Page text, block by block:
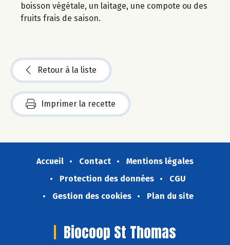
boisson végétale, un laitage, une compote ou des
fruits frais de saison.
Retour à la liste
Imprimer la recette
Accueil Contact
Mentions légales
Protection des données
CGU
Gestion des cookies
Plan du site
Biocoop St Thomas